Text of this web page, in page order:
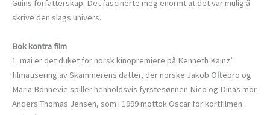
Guins forfatterskap. Det fascinerte meg enormt at det var mulig å
skrive den slags univers.
Bok kontra film
1. mai er det duket for norsk kinopremiere på Kenneth Kainz’
filmatisering av Skammerens datter, der norske Jakob Oftebro og
Maria Bonnevie spiller henholdsvis fyrstesønnen Nico og Dinas mor.
Anders Thomas Jensen, som i 1999 mottok Oscar for kortfilmen